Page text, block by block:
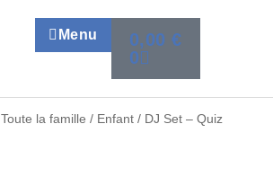
Menu 0,00€
0
Toute la famille / Enfant / DJ Set – Quiz